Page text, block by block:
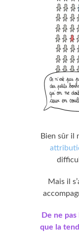
Bien sûr il
Mais il
De ne
que la